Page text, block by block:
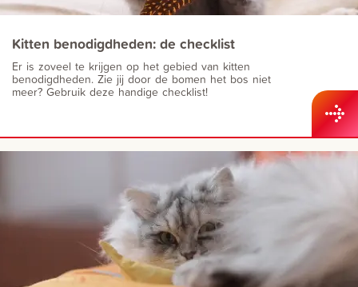
Kitten benodigdheden: de checklist
Er is zoveel te krijgen op het gebied van kitten
benodigdheden. Zie jij door de bomen het bos niet
meer? Gebruik deze handige checklist!